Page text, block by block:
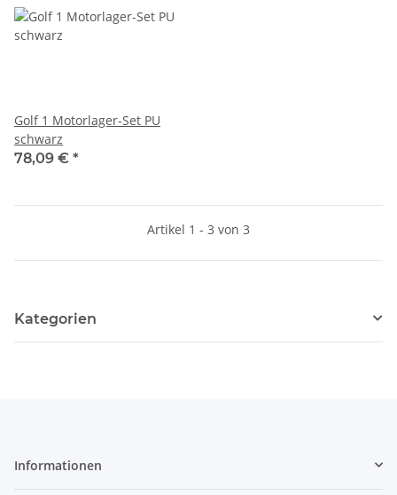
Golf 1 Motorlager-Set PU
schwarz
78,09 € *
Artikel 1 - 3 von 3
Kategorien
Informationen